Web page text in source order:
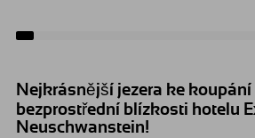
Nejkrásnější jezera ke koupání
bezprostřední blízkosti hotelu
Neuschwanstein!